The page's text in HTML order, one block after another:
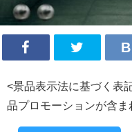
<景品表示法に基づく表
品プロモーションが含ま